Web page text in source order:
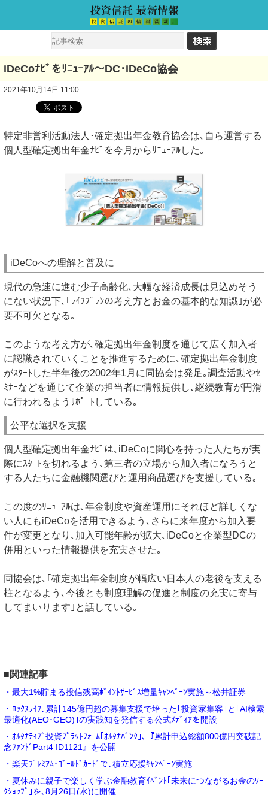
iDeCoﾅﾋﾞをﾘﾆｭｰｱﾙ～DC･iDeCo協会
2021年10月14日 11:00
特定非営利活動法人･確定拠出年金教育協会は､自ら運営する
個人型確定拠出年金ﾅﾋﾞを今月からﾘﾆｭｰｱﾙした｡
iDeCoへの理解と普及に
現代の急速に進む少子高齢化､大幅な経済成長は見込めそう
にない状況下､｢ﾗｲﾌﾌﾟﾗﾝの考え方とお金の基本的な知識｣が必
要不可欠となる｡
このような考え方が､確定拠出年金制度を通じて広く加入者
に認識されていくことを推進するために､確定拠出年金制度
がｽﾀｰﾄした半年後の2002年1月に同協会は発足｡調査活動やｾ
ﾐﾅｰなどを通じて企業の担当者に情報提供し､継続教育が円滑
に行われるようｻﾎﾟｰﾄしている｡
公平な選択を支援
個人型確定拠出年金ﾅﾋﾞは､iDeCoに関心を持った人たちが実
際にｽﾀｰﾄを切れるよう､第三者の立場から加入者になろうと
する人たちに金融機関選びと運用商品選びを支援している｡
この度のﾘﾆｭｰｱﾙは､年金制度や資産運用にそれほど詳しくな
い人にもiDeCoを活用できるよう､さらに来年度から加入要
件が変更となり､加入可能年齢が拡大､iDeCoと企業型DCの
併用といった情報提供を充実させた｡
同協会は､｢確定拠出年金制度が幅広い日本人の老後を支える
柱となるよう､今後とも制度理解の促進と制度の充実に寄与
してまいります｣と話している｡
■関連記事
・最大1%貯まる投信残高ﾎﾟｲﾝﾄｻｰﾋﾞｽ増量ｷｬﾝﾍﾟｰﾝ実施～松井証券
・ﾛｯｸｽﾗｲﾌ､累計145億円超の募集支援で培った｢投資家集客｣と｢AI検索
最適化(AEO･GEO)｣の実践知を発信する公式ﾒﾃﾞｨｱを開設
・ｵﾙﾀﾅﾃｨﾌﾞ投資ﾌﾟﾗｯﾄﾌｫｰﾑ｢ｵﾙﾀﾅﾊﾞﾝｸ｣､『累計申込総額800億円突破記
念ﾌｧﾝﾄﾞPart4 ID1121』を公開
・楽天ﾌﾟﾚﾐｱﾑ･ｺﾞｰﾙﾄﾞｶｰﾄﾞで､積立応援ｷｬﾝﾍﾟｰﾝ実施
・夏休みに親子で楽しく学ぶ金融教育ｲﾍﾞﾝﾄ｢未来につながるお金のﾜｰ
ｸｼｮｯﾌﾟ｣を､8月26日(水)に開催